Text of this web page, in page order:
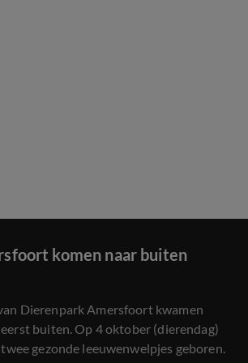
komen naar buiten
Dierenpark Amersfoort kwamen
buiten. Op 4 oktober (dierendag)
twee gezonde leeuwenwelpjes geboren.